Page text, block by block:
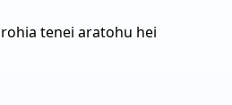
tenei aratohu hei